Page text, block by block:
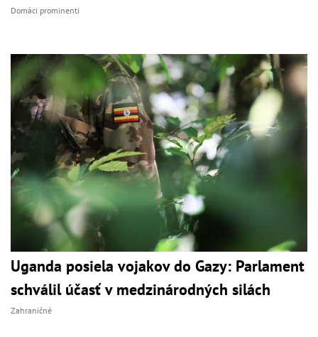
Domáci prominenti
Uganda posiela vojakov do Gazy: Parlament
schválil účasť v medzinárodných silách
Zahraničné